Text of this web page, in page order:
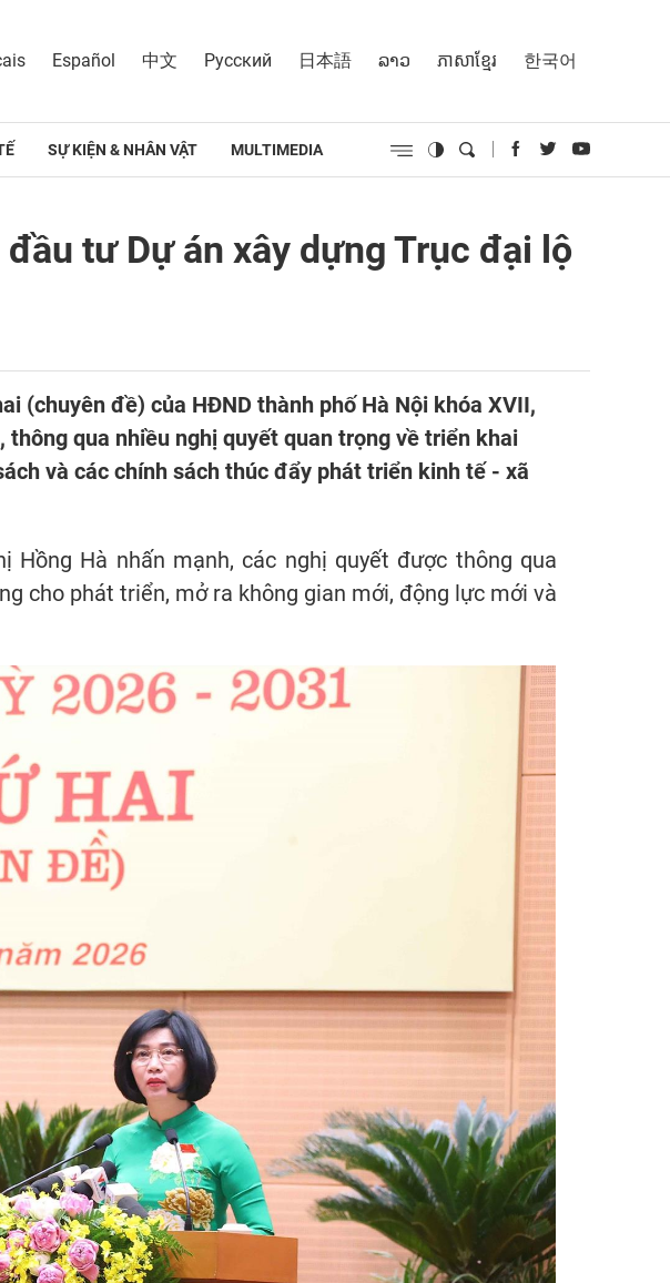
Español 中文 Русский 日本語 ລາວ ភាសាខ្មែរ 한국어
SỰ KIỆN & NHÂN VẬT MULTIMEDIA
tư Dự án xây dựng Trục đại lộ
(chuyên đề) của HĐND thành phố Hà Nội khóa XVII,
qua nhiều nghị quyết quan trọng về triển khai
và các chính sách thúc đẩy phát triển kinh tế - xã
Hồng Hà nhấn mạnh, các nghị quyết được thông qua
cho phát triển, mở ra không gian mới, động lực mới và